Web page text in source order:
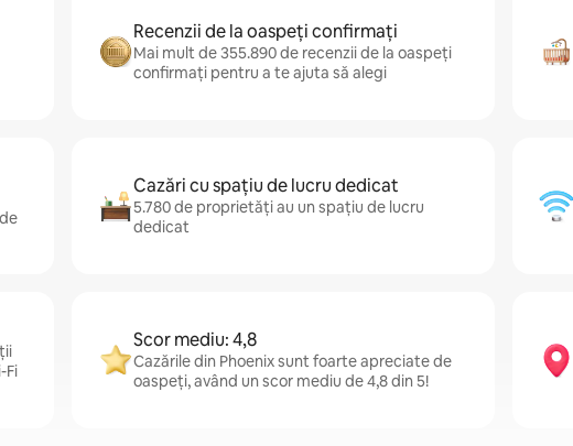
Recenzii de la oaspeți confirmați
Mai mult de 355.890 de recenzii de la oaspeți
confirmați pentru a te ajuta să alegi
Cazări cu spațiu de lucru dedicat
5.780 de proprietăți au un spațiu de lucru
dedicat
Fi
Scor mediu: 4,8
Cazările din Phoenix sunt foarte apreciate de
oaspeți, având un scor mediu de 4,8 din 5!